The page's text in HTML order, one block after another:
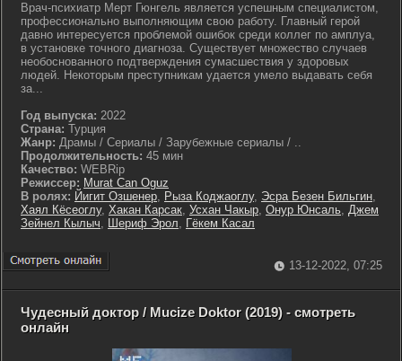
Врач-психиатр Мерт Гюнгель является успешным специалистом,
профессионально выполняющим свою работу. Главный герой
давно интересуется проблемой ошибок среди коллег по амплуа,
в установке точного диагноза. Существует множество случаев
необоснованного подтверждения сумасшествия у здоровых
людей. Некоторым преступникам удается умело выдавать себя
за...
Год выпуска: 2022
Страна: Турция
Жанр: Драмы / Сериалы / Зарубежные сериалы / ..
Продолжительность: 45 мин
Качество: WEBRip
Режиссер: Murat Can Oguz
В ролях: Йигит Озшенер, Рыза Коджаоглу, Эсра Безен Бильгин,
Хаял Кёсеоглу, Хакан Карсак, Усхан Чакыр, Онур Юнсаль, Джем
Зейнел Кылыч, Шериф Эрол, Гёкем Касал
13-12-2022, 07:25
Чудесный доктор / Mucize Doktor (2019) - смотреть
онлайн